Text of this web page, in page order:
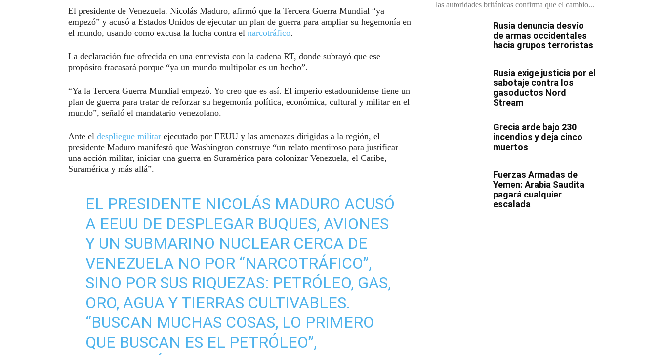
El presidente de Venezuela, Nicolás Maduro, afirmó que la Tercera Guerra Mundial “ya
empezó” y acusó a Estados Unidos de ejecutar un plan de guerra para ampliar su hegemonía en
el mundo, usando como excusa la lucha contra el narcotráfico.
La declaración fue ofrecida en una entrevista con la cadena RT, donde subrayó que ese
propósito fracasará porque “ya un mundo multipolar es un hecho”.
“Ya la Tercera Guerra Mundial empezó. Yo creo que es así. El imperio estadounidense tiene un
plan de guerra para tratar de reforzar su hegemonía política, económica, cultural y militar en el
mundo”, señaló el mandatario venezolano.
Ante el despliegue militar ejecutado por EEUU y las amenazas dirigidas a la región, el
presidente Maduro manifestó que Washington construye “un relato mentiroso para justificar
una acción militar, iniciar una guerra en Suramérica para colonizar Venezuela, el Caribe,
Suramérica y más allá”.
EL PRESIDENTE NICOLÁS MADURO ACUSÓ
A EEUU DE DESPLEGAR BUQUES, AVIONES
Y UN SUBMARINO NUCLEAR CERCA DE
VENEZUELA NO POR “NARCOTRÁFICO”,
SINO POR SUS RIQUEZAS: PETRÓLEO, GAS,
ORO, AGUA Y TIERRAS CULTIVABLES.
“BUSCAN MUCHAS COSAS, LO PRIMERO
QUE BUSCAN ES EL PETRÓLEO”,
las autoridades británicas confirma que el cambio...
Rusia denuncia desvío
de armas occidentales
hacia grupos terroristas
Rusia exige justicia por el
sabotaje contra los
gasoductos Nord
Stream
Grecia arde bajo 230
incendios y deja cinco
muertos
Fuerzas Armadas de
Yemen: Arabia Saudita
pagará cualquier
escalada